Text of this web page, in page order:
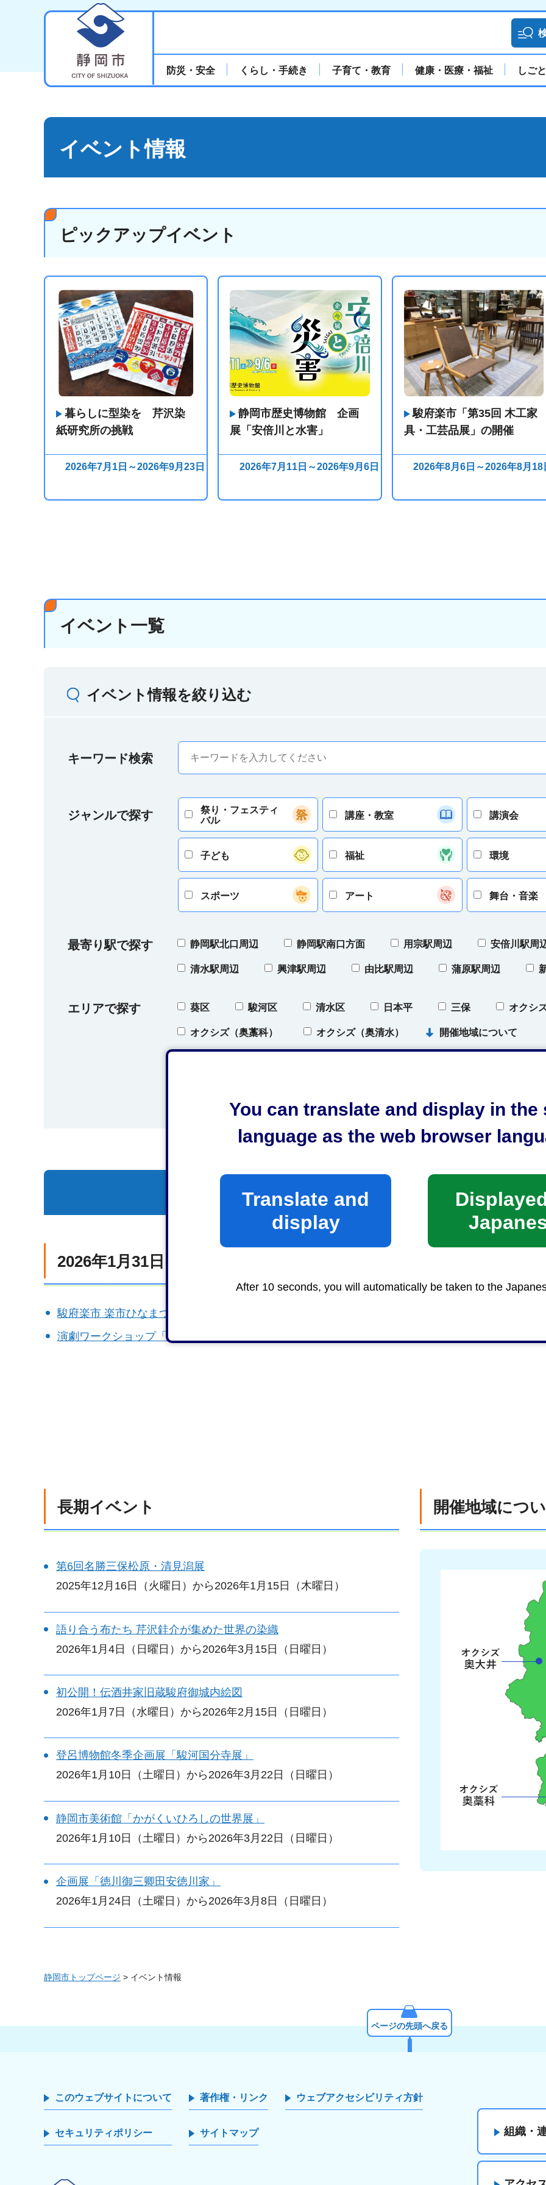
You can translate and display in the
language as the web browser
Translate and
display
After 10 seconds, you will automatically be taken to the
防災・安全 くらし・手続き 子育て・教育 健康・医療・福祉 しご
イベント情報
ピックアップイベント
暮らしに型染を 芹沢染
紙研究所の挑戦
2026年7月1日～2026年9月23日
静岡市歴史博物館 企画
展「安倍川と水害」
2026年7月11日～2026年9月6日
駿府楽市「第35回 木工家
具・工芸品展」の開催
2026年8月6日～2026年8月18
イベント一覧
イベント情報を絞り込む
キーワード検索
ジャンルで探す
祭り・フェスティ
バル
講座・教室 講演会
子ども 福祉 環境
スポーツ アート 舞台・音楽
最寄り駅で探す 静岡駅北口周辺 静岡駅南口方面 用宗駅周辺 安倍川駅周
清水駅周辺 興津駅周辺 由比駅周辺 蒲原駅周辺
エリアで探す 葵区 駿河区 清水区 日本平 三保 オクシ
オクシズ（奥藁科） オクシズ（奥清水） 開催地域について
一覧を表示
2026年1月31日（土曜日）
駿府楽市 楽市ひなまつり展 2026年1月27日（火曜日）から2026年2月24日（火曜日）
演劇ワークショップ「弥生人の会話劇をつくろう」 2026年1月31日（土曜日）
長期イベント
第6回名勝三保松原・清見潟展
2025年12月16日（火曜日）から2026年1月15日（木曜日）
語り合う布たち 芹沢銈介が集めた世界の染織
2026年1月4日（日曜日）から2026年3月15日（日曜日）
初公開！伝酒井家旧蔵駿府御城内絵図
2026年1月7日（水曜日）から2026年2月15日（日曜日）
登呂博物館冬季企画展「駿河国分寺展」
2026年1月10日（土曜日）から2026年3月22日（日曜日）
静岡市美術館「かがくいひろしの世界展」
2026年1月10日（土曜日）から2026年3月22日（日曜日）
企画展「徳川御三卿田安徳川家」
2026年1月24日（土曜日）から2026年3月8日（日曜日）
開催地域につ
静岡市トップページ > イベント情報
ページの先頭へ戻る
このウェブサイトについて 著作権・リンク ウェブアクセシビリティ方針
セキュリティポリシー サイトマップ 組織・